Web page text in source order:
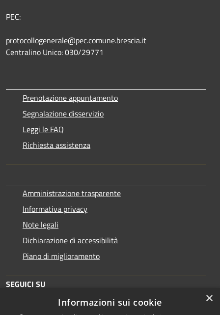
PEC:
protocollogenerale@pec.comune.brescia.it
Centralino Unico: 030/29771
Prenotazione appuntamento
Segnalazione disservizio
Leggi le FAQ
Richiesta assistenza
Amministrazione trasparente
Informativa privacy
Note legali
Dichiarazione di accessibilità
Piano di miglioramento
SEGUICI SU
×
Informazioni sui cookie